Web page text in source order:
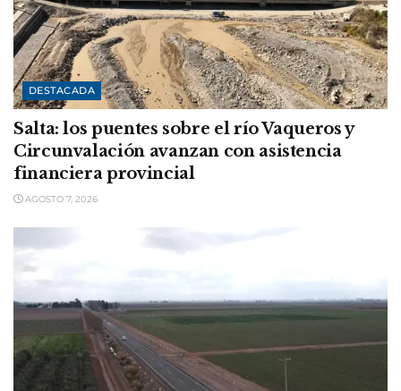
DESTACADA
Salta: los puentes sobre el río Vaqueros y
Circunvalación avanzan con asistencia
financiera provincial
AGOSTO 7, 2026